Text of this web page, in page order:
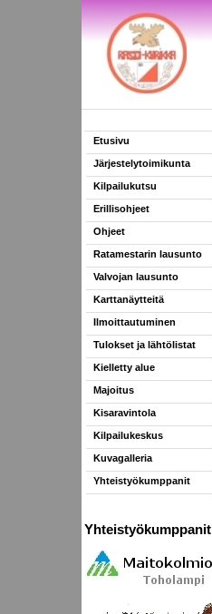
Etusivu
Järjestelytoimikunta
Kilpailukutsu
Erillisohjeet
Ohjeet
Ratamestarin lausunto
Valvojan lausunto
Karttanäytteitä
Ilmoittautuminen
Tulokset ja lähtölistat
Kielletty alue
Majoitus
Kisaravintola
Kilpailukeskus
Kuvagalleria
Yhteistyökumppanit
Yhteistyökumppanit